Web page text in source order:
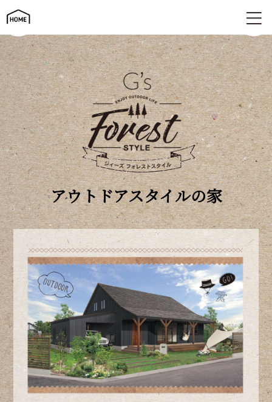
フォレストスタイルの家 | G's ジィーズ
アウトドアスタイルの家